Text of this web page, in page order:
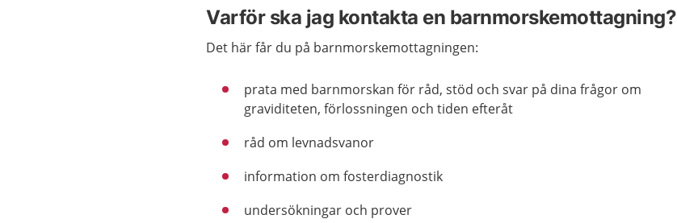
Varför ska jag kontakta en barnmorskemottagning?
Det här får du på barnmorskemottagningen:
prata med barnmorskan för råd, stöd och svar på dina frågor om
graviditeten, förlossningen och tiden efteråt
råd om levnadsvanor
information om fosterdiagnostik
undersökningar och prover